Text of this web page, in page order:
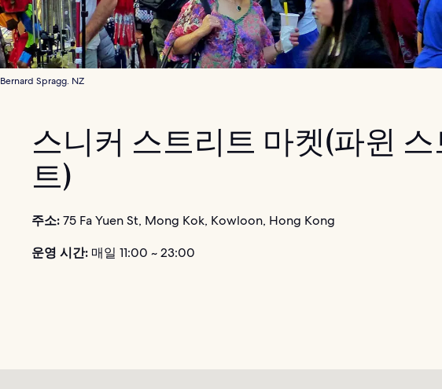
Bernard Spragg. NZ
스니커 스트리트 마켓(파윈
트)
주소: 75 Fa Yuen St, Mong Kok, Kowloon, Hong Kong
운영 시간: 매일 11:00 ~ 23:00